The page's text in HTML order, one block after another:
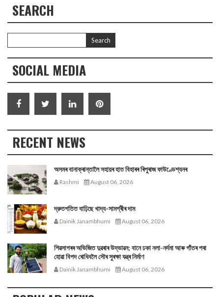
SEARCH
SOCIAL MEDIA
RECENT NEWS
অসমৰ বানাক্ৰান্তালৈ সহায়ৰ হাত বিহাৰৰ ৰিপুৰাজ ফাউণ্ডেশ্যনৰ
Rashmi August 06, 2026
দ্রুতগতিত বাঢ়িছে খাদ্য-সামগ্ৰীৰ দাম
Dainik Janambhumi August 06, 2026
শিৱসাগৰৰ অভিজিত দুৱৰাৰ উদ্ভাৱন; বানে ঢকা নলা-নৰ্দমা আৰু গাঁতৰ পৰা
হোৱা বিপদ ৰোধিবলৈ সৌৰ সুৰক্ষা যন্ত্ৰ নিৰ্মাণ
Dainik Janambhumi August 06, 2026